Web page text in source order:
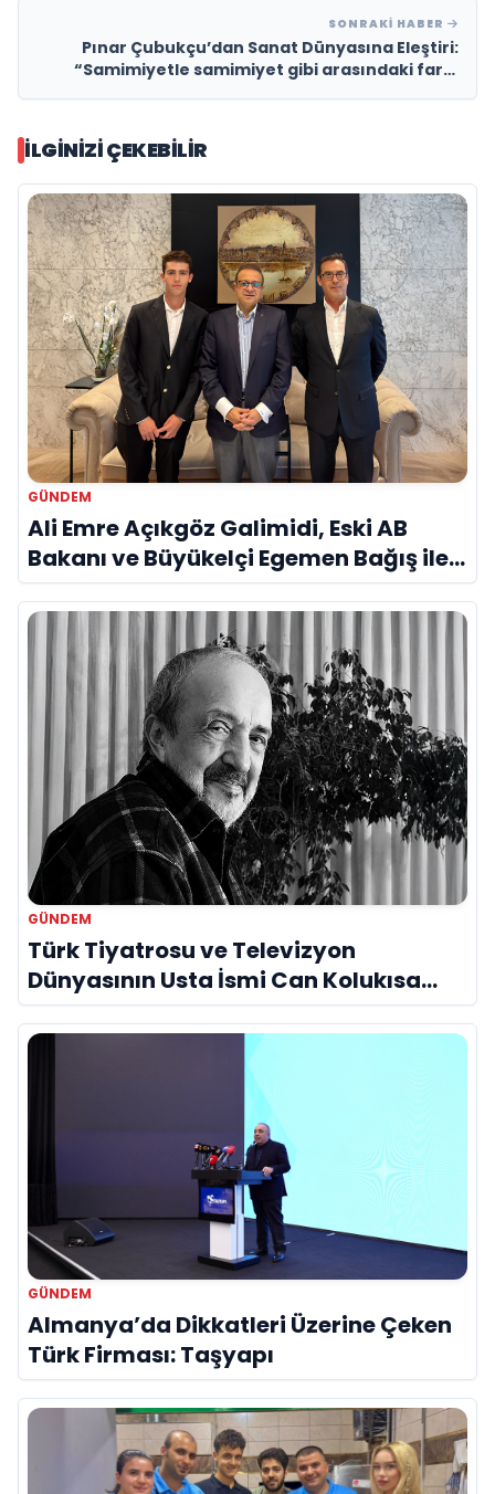
SONRAKI HABER
Pınar Çubukçu’dan Sanat Dünyasına Eleştiri:
“Samimiyetle samimiyet gibi arasındaki farkı
İLGINIZI ÇEKEBILIR
GÜNDEM
Ali Emre Açıkgöz Galimidi, Eski AB
Bakanı ve Büyükelçi Egemen Bağış ile
Bir Araya Geldi
GÜNDEM
Türk Tiyatrosu ve Televizyon
Dünyasının Usta İsmi Can Kolukısa
Hayatını Kaybetti
GÜNDEM
Almanya’da Dikkatleri Üzerine Çeken
Türk Firması: Taşyapı